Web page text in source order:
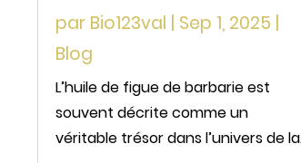
par Bio123val Sep 1, 2025
Blog
L’huile de figue de barbarie est
souvent décrite comme un
véritable trésor dans l’univers de la